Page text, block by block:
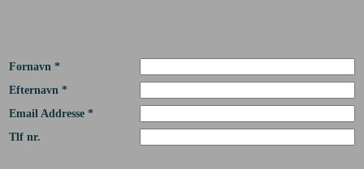
Fornavn *
Efternavn *
Email Addresse *
Tlf nr.